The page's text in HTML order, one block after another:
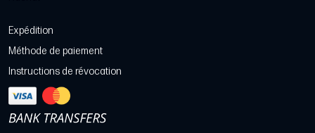
Expédition
Méthode de paiement
Instructions de révocation